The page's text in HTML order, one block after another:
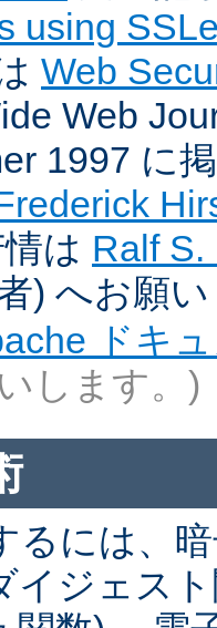
using
Web
Web
1997 に
は Ralf
) へお願
ドキ
します。)
るには、
イジェス